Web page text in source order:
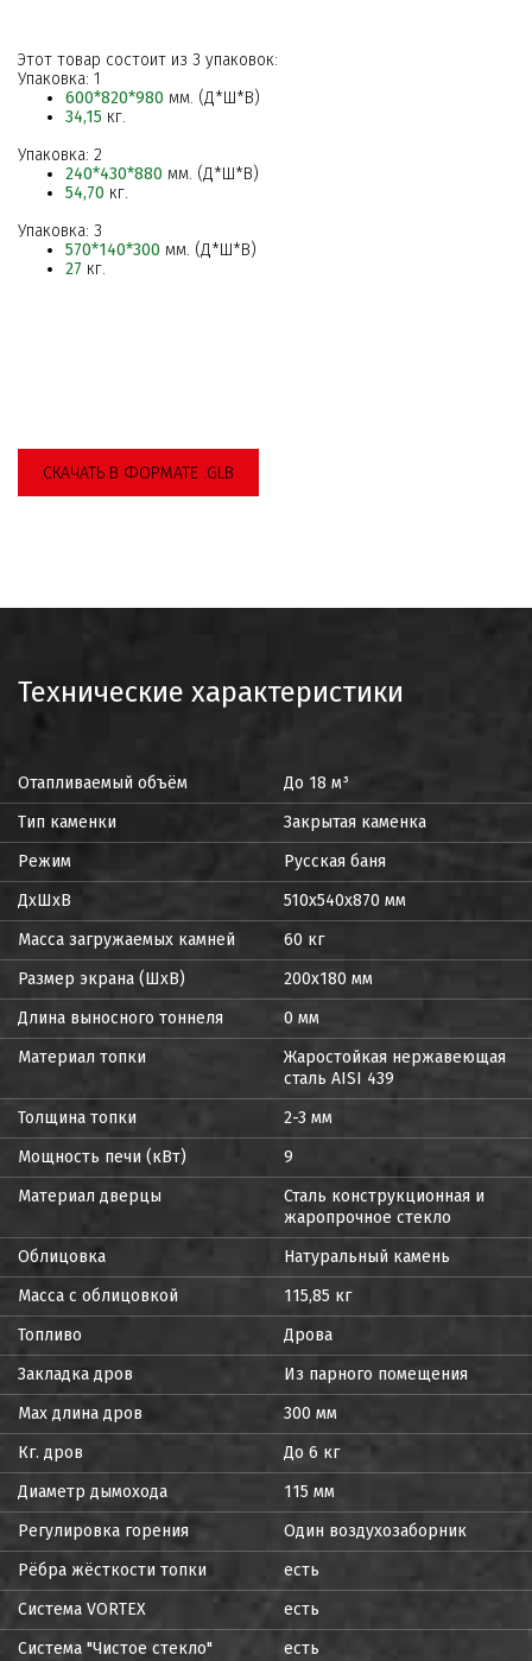
Этот товар состоит из 3 упаковок:
Упаковка: 1
600*820*980 мм. (Д*Ш*В)
34,15 кг.
Упаковка: 2
240*430*880 мм. (Д*Ш*В)
54,70 кг.
Упаковка: 3
570*140*300 мм. (Д*Ш*В)
27 кг.
СКАЧАТЬ В ФОРМАТЕ .GLB
Технические характеристики
Отапливаемый объём
До 18 м³
Тип каменки
Закрытая каменка
Режим
Русская баня
ДxШxВ
510х540х870 мм
Масса загружаемых камней
60 кг
Размер экрана (ШхВ)
200х180 мм
Длина выносного тоннеля
0 мм
Материал топки
Жаростойкая нержавеющая
сталь AISI 439
Толщина топки
2-3 мм
Мощность печи (кВт)
9
Материал дверцы
Сталь конструкционная и
жаропрочное стекло
Облицовка
Натуральный камень
Масса с облицовкой
115,85 кг
Топливо
Дрова
Закладка дров
Из парного помещения
Max длина дров
300 мм
Кг. дров
До 6 кг
Диаметр дымохода
115 мм
Регулировка горения
Один воздухозаборник
Рёбра жёсткости топки
есть
Система VORTEX
есть
Система "Чистое стекло"
есть